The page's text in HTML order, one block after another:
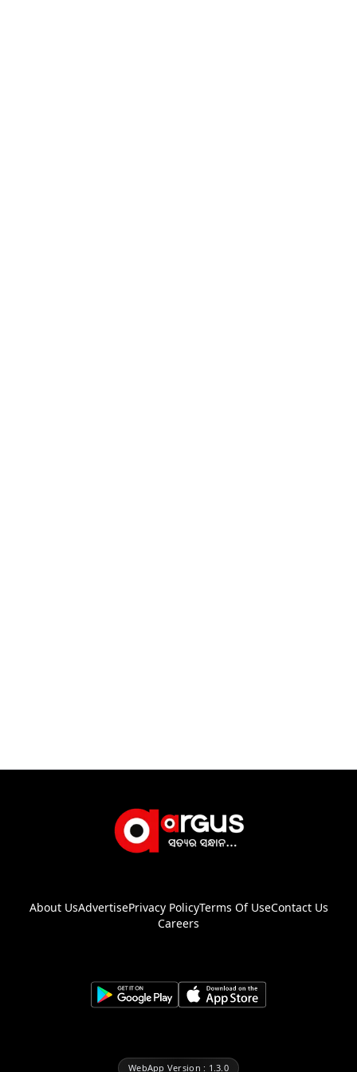
About UsAdvertisePrivacy PolicyTerms Of UseContact Us
Careers
WebApp Version : 1.3.0